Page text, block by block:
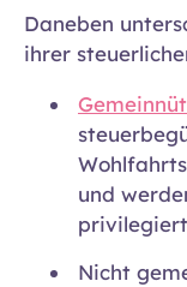
Daneben
ihrer
und
Nicht